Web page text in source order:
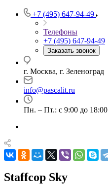
+7 (495) 647-94-49
Телефоны
+7 (495) 647-94-49
Заказать звонок
г. Москва, г. Зеленоград
info@pascalit.ru
Пн. – Пт.: с 9:00 до 18:00
Staffcop Sky